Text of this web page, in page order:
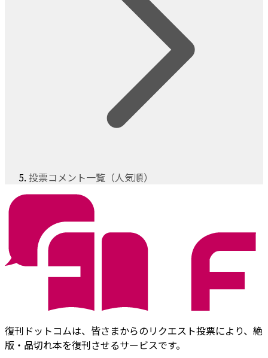
投票コメント一覧（人気順）
復刊ドットコムは、皆さまからのリクエスト投票により、絶
版・品切れ本を復刊させるサービスです。